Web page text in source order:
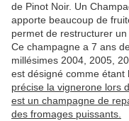
de Pinot Noir. Un
apporte beaucoup de
permet de restructurer un
Ce champagne a 7 ans
millésimes 2004, 2005,
est désigné comme étant
précise la vignerone lors
est un champagne de
des fromages puissants.